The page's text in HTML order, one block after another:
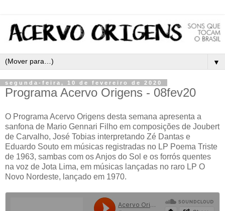
▼
segunda-feira, 10 de fevereiro de 2020
Programa Acervo Origens - 08fev20
O Programa Acervo Origens desta semana apresenta a
sanfona de Mario Gennari Filho em composições de Joubert
de Carvalho, José Tobias interpretando Zé Dantas e
Eduardo Souto em músicas registradas no LP Poema Triste
de 1963, sambas com os Anjos do Sol e os forrós quentes
na voz de Jota Lima, em músicas lançadas no raro LP O
Novo Nordeste, lançado em 1970.